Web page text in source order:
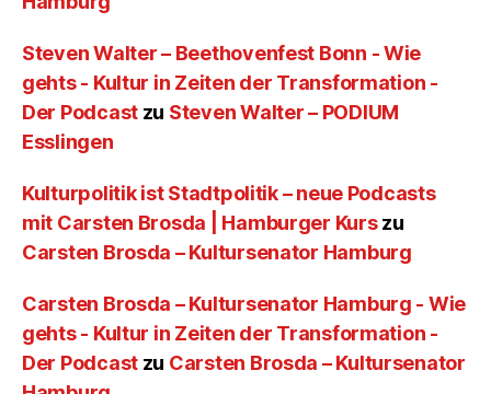
Steven Walter – Beethovenfest Bonn - Wie
gehts - Kultur in Zeiten der Transformation -
Der Podcast zu Steven Walter – PODIUM
Esslingen
Kulturpolitik ist Stadtpolitik – neue Podcasts
mit Carsten Brosda | Hamburger Kurszu
Carsten Brosda – Kultursenator Hamburg
Carsten Brosda – Kultursenator Hamburg - Wie
gehts - Kultur in Zeiten der Transformation -
Der Podcast zu Carsten Brosda – Kultursenator